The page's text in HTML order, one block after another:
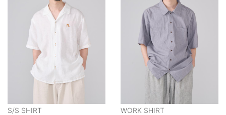
S/S SHIRT WORK SHIRT